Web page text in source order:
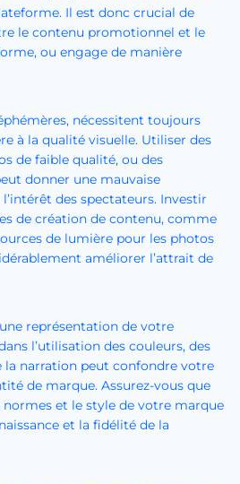
Il est donc crucial de
le contenu promotionnel et le
ou engage de manière
nécessitent toujours
à la qualité visuelle. Utiliser des
de faible qualité, ou des
donner une mauvaise
des spectateurs. Investir
de création de contenu, comme
de lumière pour les photos
améliorer l’attrait de
représentation de votre
l’utilisation des couleurs, des
la narration peut confondre votre
de marque. Assurez-vous que
et le style de votre marque
et la fidélité de la